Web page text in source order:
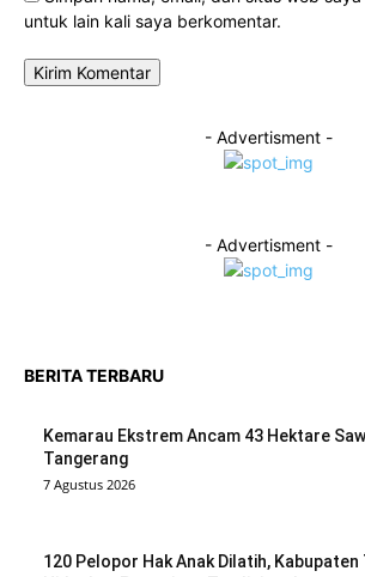
untuk lain kali saya berkomentar.
- Advertisment -
- Advertisment -
BERITA TERBARU
Kemarau Ekstrem Ancam 43 Hektare
Tangerang
7 Agustus 2026
120 Pelopor Hak Anak Dilatih, Kabupaten